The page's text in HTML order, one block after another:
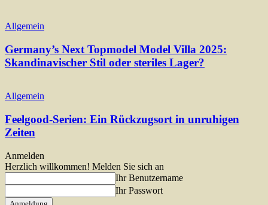
Allgemein
Germany’s Next Topmodel Model Villa 2025:
Skandinavischer Stil oder steriles Lager?
Allgemein
Feelgood-Serien: Ein Rückzugsort in unruhigen
Zeiten
Anmelden
Herzlich willkommen! Melden Sie sich an
Ihr Benutzername
Ihr Passwort